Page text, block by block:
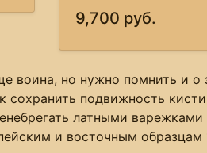
9,700 руб.
воина, но нужно помнить и
сохранить подвижность
латными
и восточным образцам